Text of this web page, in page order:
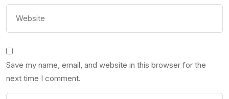
Save my name, email, and website in this browser for the
next time I comment.